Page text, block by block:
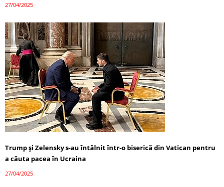
27/04/2025
Trump și Zelensky s-au întâlnit într-o biserică din Vatican pentru
a căuta pacea în Ucraina
27/04/2025